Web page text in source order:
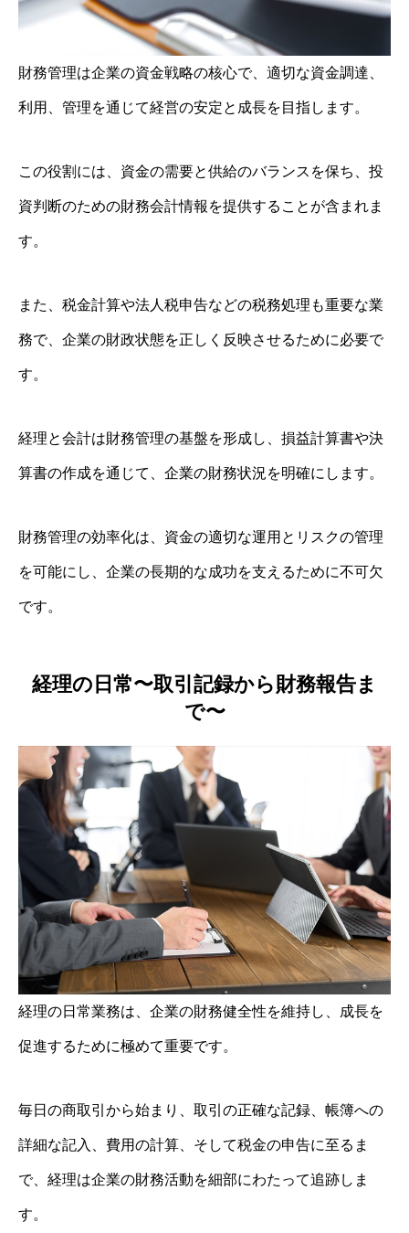
財務管理は企業の資金戦略の核心で、適切な資金調達、
利用、管理を通じて経営の安定と成長を目指します。
この役割には、資金の需要と供給のバランスを保ち、投
資判断のための財務会計情報を提供することが含まれま
す。
また、税金計算や法人税申告などの税務処理も重要な業
務で、企業の財政状態を正しく反映させるために必要で
す。
経理と会計は財務管理の基盤を形成し、損益計算書や決
算書の作成を通じて、企業の財務状況を明確にします。
財務管理の効率化は、資金の適切な運用とリスクの管理
を可能にし、企業の長期的な成功を支えるために不可欠
です。
経理の日常〜取引記録から財務報告ま
で〜
経理の日常業務は、企業の財務健全性を維持し、成長を
促進するために極めて重要です。
毎日の商取引から始まり、取引の正確な記録、帳簿への
詳細な記入、費用の計算、そして税金の申告に至るま
で、経理は企業の財務活動を細部にわたって追跡しま
す。